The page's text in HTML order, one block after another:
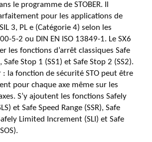
le programme de STOBER. Il
pour les applications de
3, PL e (Catégorie 4) selon les
5-2 ou DIN EN ISO 13849-1. Le SX6
les fonctions d’arrêt classiques Safe
Safe Stop 1 (SS1) et Safe Stop 2 (SS2).
la fonction de sécurité STO peut être
pour chaque axe même sur les
S’y ajoutent les fonctions Safely
et Safe Speed Range (SSR), Safe
Limited Increment (SLI) et Safe